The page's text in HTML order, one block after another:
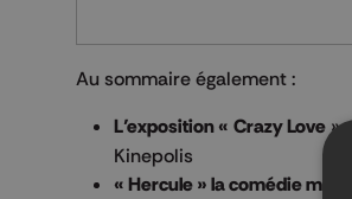
Au sommaire également :
L’exposition « Crazy Love »
Kinepolis
« Hercule » la comédie